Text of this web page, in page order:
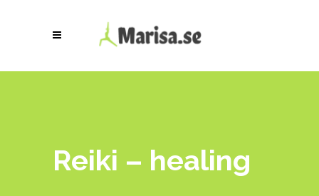
Reiki – healing